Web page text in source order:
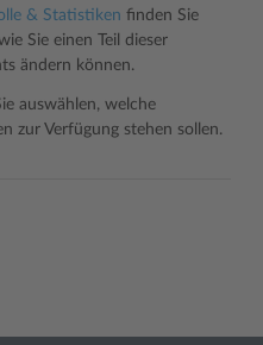
& Statistiken finden Sie
Sie einen Teil dieser
ändern können.
auswählen, welche
zur Verfügung stehen sollen.